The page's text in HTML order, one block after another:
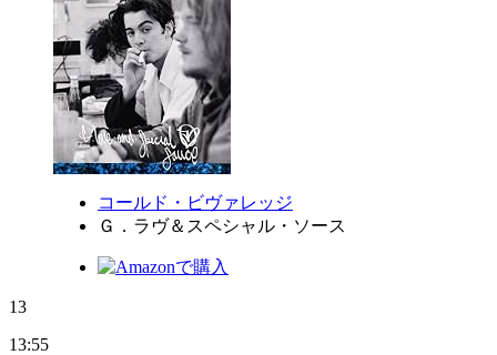
コールド・ビヴァレッジ
Ｇ．ラヴ＆スペシャル・ソース
13
13:55